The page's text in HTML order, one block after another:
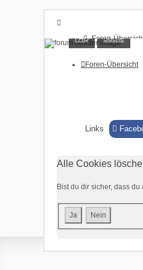
Foren-
FAQ
Unbeantwortete
FAQ Suche
Foren-Übersicht
Links
Alle Cookies
Bist du dir sicher, dass